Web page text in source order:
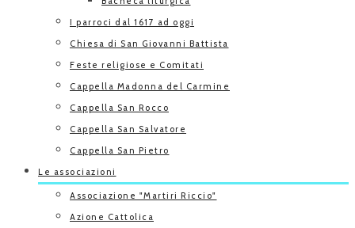
I parroci dal 1617 ad oggi
Chiesa di San Giovanni Battista
Feste religiose e Comitati
Cappella Madonna del Carmine
Cappella San Rocco
Cappella San Salvatore
Cappella San Pietro
Le associazioni
Associazione "Martiri Riccio"
Azione Cattolica